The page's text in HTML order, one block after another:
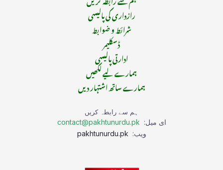
رازداری کی پالیسی
شرائط و ضوابط
ڈسکلیمر
ادارتی پالیسی
ہمارے لیے لکھیں
ہمارے ساتھ اشتہار دیں
ہم سے رابطہ کریں
ای میل: contact@pakhtunurdu.pk
ویب: